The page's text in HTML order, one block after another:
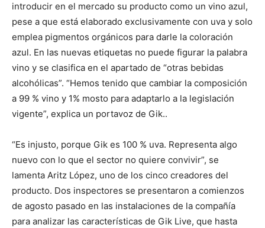
introducir en el mercado su producto como un vino azul,
pese a que está elaborado exclusivamente con uva y solo
emplea pigmentos orgánicos para darle la coloración
azul. En las nuevas etiquetas no puede figurar la palabra
vino y se clasifica en el apartado de “otras bebidas
alcohólicas”. “Hemos tenido que cambiar la composición
a 99 % vino y 1% mosto para adaptarlo a la legislación
vigente”, explica un portavoz de Gik..
“Es injusto, porque Gik es 100 % uva. Representa algo
nuevo con lo que el sector no quiere convivir”, se
lamenta Aritz López, uno de los cinco creadores del
producto. Dos inspectores se presentaron a comienzos
de agosto pasado en las instalaciones de la compañía
para analizar las características de Gik Live, que hasta